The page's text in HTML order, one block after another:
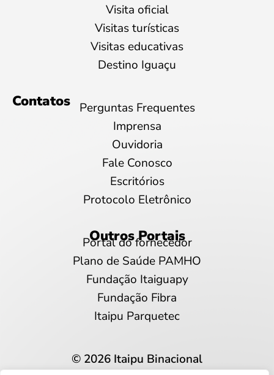
Visita oficial
Visitas turísticas
Visitas educativas
Destino Iguaçu
Contatos
Perguntas Frequentes
Imprensa
Ouvidoria
Fale Conosco
Escritórios
Protocolo Eletrônico
Outros Portais
Portal do fornecedor
Plano de Saúde PAMHO
Fundação Itaiguapy
Fundação Fibra
Itaipu Parquetec
© 2026 Itaipu Binacional